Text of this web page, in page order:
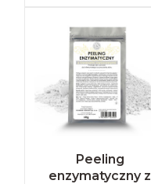
Peeling
enzymatyczny z